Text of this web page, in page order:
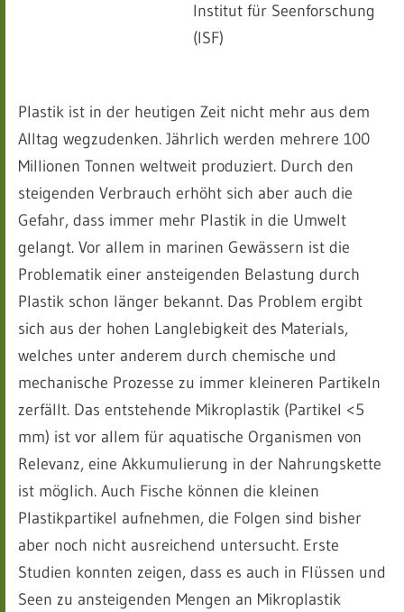
Institut für Seenforschung
(ISF)
Plastik ist in der heutigen Zeit nicht mehr aus dem
Alltag wegzudenken. Jährlich werden mehrere 100
Millionen Tonnen weltweit produziert. Durch den
steigenden Verbrauch erhöht sich aber auch die
Gefahr, dass immer mehr Plastik in die Umwelt
gelangt. Vor allem in marinen Gewässern ist die
Problematik einer ansteigenden Belastung durch
Plastik schon länger bekannt. Das Problem ergibt
sich aus der hohen Langlebigkeit des Materials,
welches unter anderem durch chemische und
mechanische Prozesse zu immer kleineren Partikeln
zerfällt. Das entstehende Mikroplastik (Partikel <5
mm) ist vor allem für aquatische Organismen von
Relevanz, eine Akkumulierung in der Nahrungskette
ist möglich. Auch Fische können die kleinen
Plastikpartikel aufnehmen, die Folgen sind bisher
aber noch nicht ausreichend untersucht. Erste
Studien konnten zeigen, dass es auch in Flüssen und
Seen zu ansteigenden Mengen an Mikroplastik